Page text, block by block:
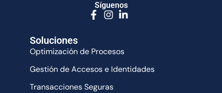
Síguenos
Soluciones
Optimización de Procesos
Gestión de Accesos e Identidades
Transacciones Seguras